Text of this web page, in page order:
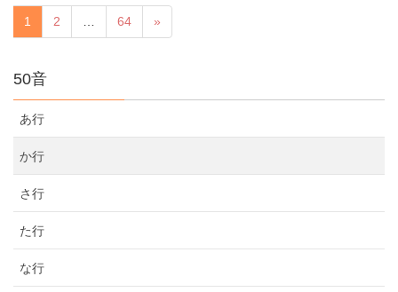
1 2 64 »
50音
あ行
か行
さ行
た行
な行